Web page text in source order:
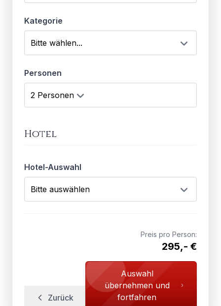
Kategorie
Personen
Hotel
Hotel-Auswahl
Zurück
Preis pro Person:
295,- €
Auswahl
übernehmen und
fortfahren